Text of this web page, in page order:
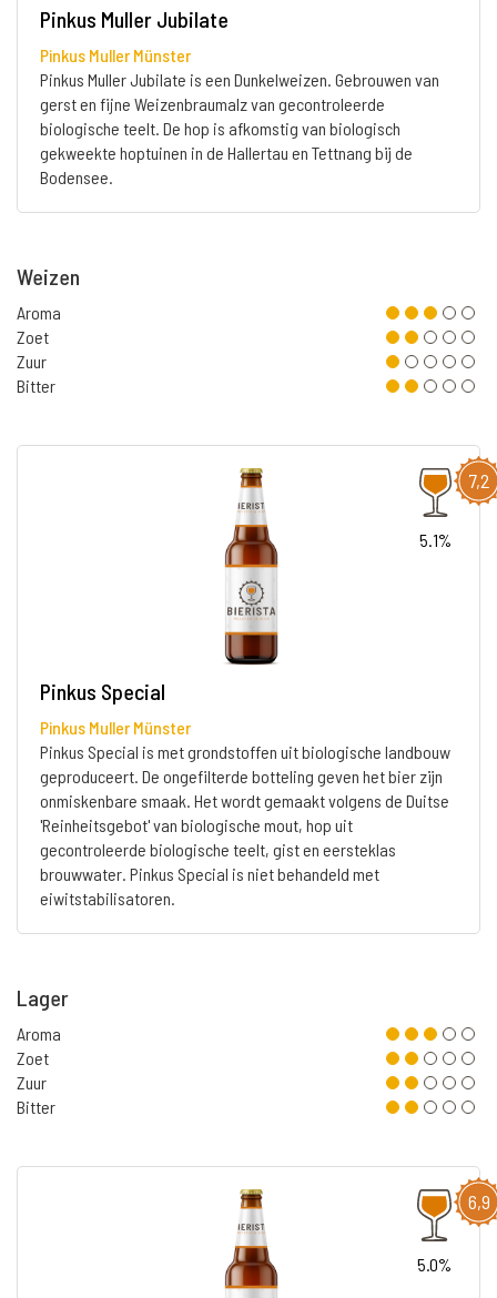
Pinkus Muller Jubilate
Pinkus Muller Münster
Pinkus Muller Jubilate is een Dunkelweizen. Gebrouwen van
gerst en fijne Weizenbraumalz van gecontroleerde
biologische teelt. De hop is afkomstig van biologisch
gekweekte hoptuinen in de Hallertau en Tettnang bij de
Bodensee.
Weizen
Aroma
Zoet
Zuur
Bitter
7,2
5.1%
Pinkus Special
Pinkus Muller Münster
Pinkus Special is met grondstoffen uit biologische landbouw
geproduceert. De ongefilterde botteling geven het bier zijn
onmiskenbare smaak. Het wordt gemaakt volgens de Duitse
'Reinheitsgebot' van biologische mout, hop uit
gecontroleerde biologische teelt, gist en eersteklas
brouwwater. Pinkus Special is niet behandeld met
eiwitstabilisatoren.
Lager
Aroma
Zoet
Zuur
Bitter
6,9
5.0%